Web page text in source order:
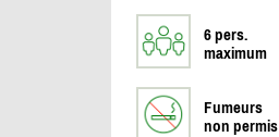
6 pers.
maximum
Fumeurs
non permis